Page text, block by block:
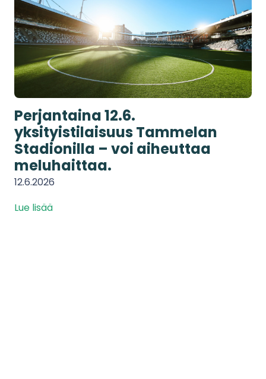
Perjantaina 12.6.
yksityistilaisuus Tammelan
Stadionilla – voi aiheuttaa
meluhaittaa.
12.6.2026
Lue lisää